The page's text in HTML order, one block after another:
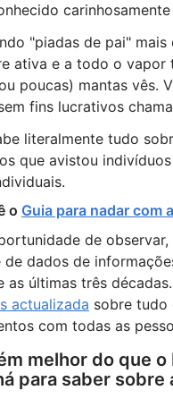
"piadas de pai"
ativa e a todo o
poucas) mantas vês.
fins lucrativos
literalmente tudo
que avistou
o Guia para nadar com
de
dados de
as últimas três
actualizada sobre tudo
com todas as
melhor do que
para saber